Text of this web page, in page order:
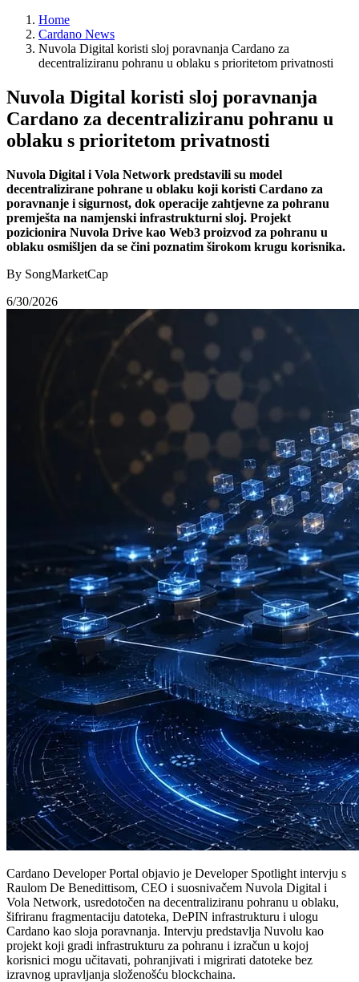
Home
Cardano News
Nuvola Digital koristi sloj poravnanja Cardano za
decentraliziranu pohranu u oblaku s prioritetom privatnosti
Nuvola Digital koristi sloj poravnanja
Cardano za decentraliziranu pohranu u
oblaku s prioritetom privatnosti
Nuvola Digital i Vola Network predstavili su model
decentralizirane pohrane u oblaku koji koristi Cardano za
poravnanje i sigurnost, dok operacije zahtjevne za pohranu
premješta na namjenski infrastrukturni sloj. Projekt
pozicionira Nuvola Drive kao Web3 proizvod za pohranu u
oblaku osmišljen da se čini poznatim širokom krugu korisnika.
By SongMarketCap
6/30/2026
Cardano Developer Portal objavio je Developer Spotlight intervju s
Raulom De Benedittisom, CEO i suosnivačem Nuvola Digital i
Vola Network, usredotočen na decentraliziranu pohranu u oblaku,
šifriranu fragmentaciju datoteka, DePIN infrastrukturu i ulogu
Cardano kao sloja poravnanja. Intervju predstavlja Nuvolu kao
projekt koji gradi infrastrukturu za pohranu i izračun u kojoj
korisnici mogu učitavati, pohranjivati i migrirati datoteke bez
izravnog upravljanja složenošću blockchaina.